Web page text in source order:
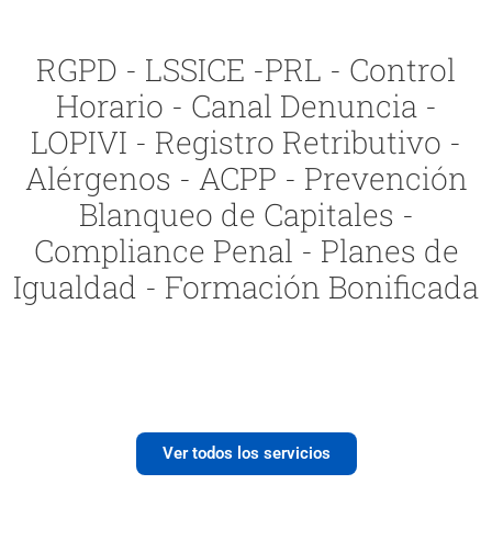
RGPD - LSSICE -PRL - Control
Horario - Canal Denuncia -
LOPIVI - Registro Retributivo -
Alérgenos - ACPP - Prevención
Blanqueo de Capitales -
Compliance Penal - Planes de
Igualdad - Formación Bonificada
Ver todos los servicios